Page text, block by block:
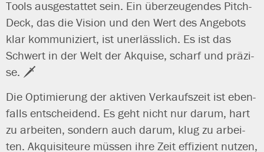
Tools aus­ge­stat­tet sein. Ein über­zeu­gen­des Pitch-
Deck, das die Vision und den Wert des Angebots
klar kom­mu­ni­ziert, ist uner­läss­lich. Es ist das
Schwert in der Welt der Akquise, scharf und prä­zi­
se. 🗡️
Die Optimierung der akti­ven Verkaufszeit ist eben­
falls ent­schei­dend. Es geht nicht nur dar­um, hart
zu arbei­ten, son­dern auch dar­um, klug zu arbei­
ten. Akquisiteure müs­sen ihre Zeit effi­zi­ent nut­zen,